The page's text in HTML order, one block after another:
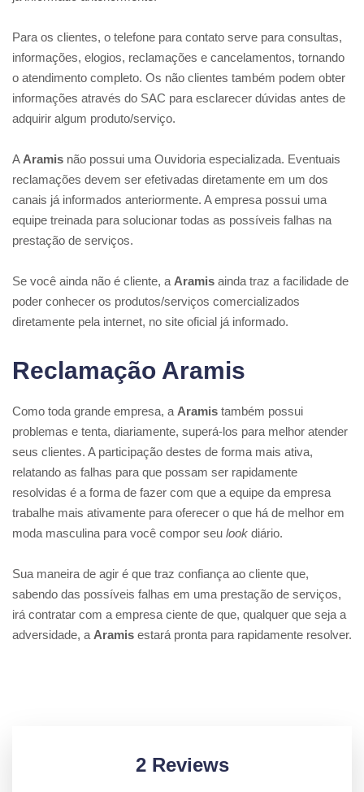
Para os clientes, o telefone para contato serve para consultas,
informações, elogios, reclamações e cancelamentos, tornando
o atendimento completo. Os não clientes também podem obter
informações através do SAC para esclarecer dúvidas antes de
adquirir algum produto/serviço.
A Aramis não possui uma Ouvidoria especializada. Eventuais
reclamações devem ser efetivadas diretamente em um dos
canais já informados anteriormente. A empresa possui uma
equipe treinada para solucionar todas as possíveis falhas na
prestação de serviços.
Se você ainda não é cliente, a Aramis ainda traz a facilidade de
poder conhecer os produtos/serviços comercializados
diretamente pela internet, no site oficial já informado.
Reclamação Aramis
Como toda grande empresa, a Aramis também possui
problemas e tenta, diariamente, superá-los para melhor atender
seus clientes. A participação destes de forma mais ativa,
relatando as falhas para que possam ser rapidamente
resolvidas é a forma de fazer com que a equipe da empresa
trabalhe mais ativamente para oferecer o que há de melhor em
moda masculina para você compor seu look diário.
Sua maneira de agir é que traz confiança ao cliente que,
sabendo das possíveis falhas em uma prestação de serviços,
irá contratar com a empresa ciente de que, qualquer que seja a
adversidade, a Aramis estará pronta para rapidamente resolver.
2 Reviews